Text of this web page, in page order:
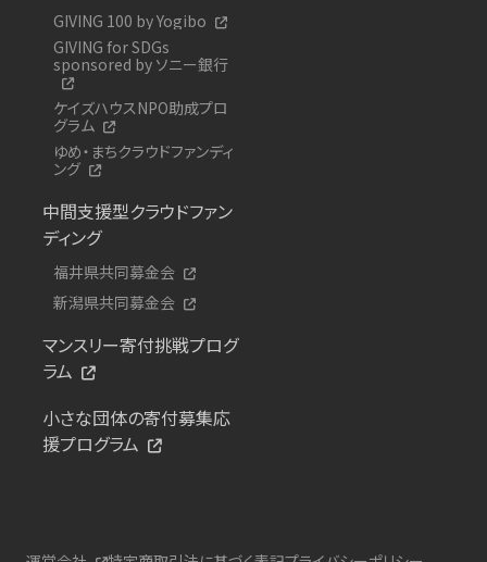
GIVING 100 by Yogibo
GIVING for SDGs
sponsored by ソニー銀行
ケイズハウスNPO助成プロ
グラム
ゆめ・まちクラウドファンディ
ング
中間支援型クラウドファン
ディング
福井県共同募金会
新潟県共同募金会
マンスリー寄付挑戦プログ
ラム
小さな団体の寄付募集応
援プログラム